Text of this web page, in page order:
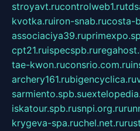
stroyavt.rucontrolweb1.ru
kvotka.ruiron-snab.rucosta-
associaciya39.ru
cpt21.ruispecspb.ru
tae-kwon.ruconsrio.com.ru
archery161.rubigencyclica.ru
sarmiento.spb.su
iskatour.spb.rusnpi.org.ru
krygeva-spa.ruchel.net.ru